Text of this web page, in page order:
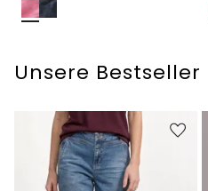
Unsere Bestseller